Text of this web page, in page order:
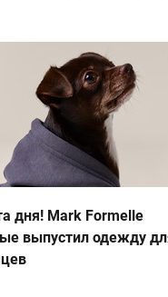
дня! Mark Formelle
выпустил одежду